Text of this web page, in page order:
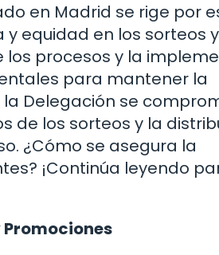
en Madrid se rige por
equidad en los sorteos
los procesos y la
para mantener la
Delegación se
de los sorteos y la
¿Cómo se asegura la
¡Continúa leyendo